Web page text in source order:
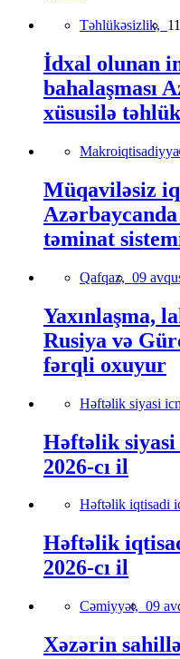
Təhlükəsizlik,
İdxal olunan
bahalaşması
xüsusilə
Müqaviləsiz
təminat
Qafqaz, 09
Yaxınlaşma,
Rusiya və
fərqli oxuyur
Həftəlik siyasi
Həftəlik siyasi
2026-cı il
Həftəlik iqtisadi
Həftəlik
2026-cı il
Cəmiyyət, 09
Xəzərin